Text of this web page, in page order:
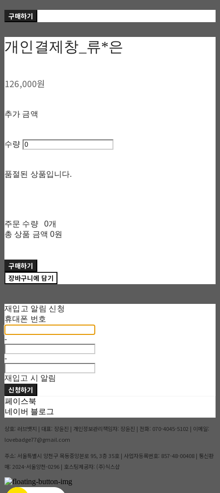
구매하기
개인결제창_류*은
126,000원
추가 금액
수량
품절된 상품입니다.
주문 수량
0개
총 상품 금액 0원
구매하기
장바구니에 담기
재입고 알림 신청
휴대폰 번호
-
-
재입고 시 알림
신청하기
페이스북
네이버 블로그
상호: 러브뱃지 | 대표: 장윤진 | 개인정보관리책임자: 장윤진 | 전화: 070-4045-5102 | 이메일:
lovebadge77@gmail.com
주소: 서울특별시 양천구 목동중앙본로 95, 3층 35호 | 사업자등록번호: 857-48-00408 | 통신판
매: 2024-서울양천-0296 | 호스팅제공자: (주)식스샵